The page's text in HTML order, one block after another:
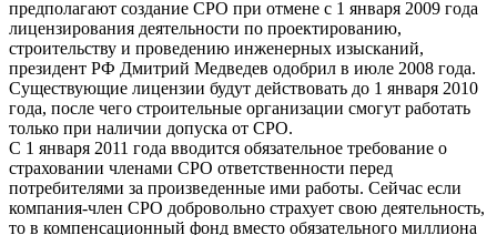
предполагают создание СРО при отмене с 1 января 2009 года
лицензирования деятельности по проектированию,
строительству и проведению инженерных изысканий,
президент РФ Дмитрий Медведев одобрил в июле 2008 года.
Существующие лицензии будут действовать до 1 января 2010
года, после чего строительные организации смогут работать
только при наличии допуска от СРО.
С 1 января 2011 года вводится обязательное требование о
страховании членами СРО ответственности перед
потребителями за произведенные ими работы. Сейчас если
компания-член СРО добровольно страхует свою деятельность,
то в компенсационный фонд вместо обязательного миллиона